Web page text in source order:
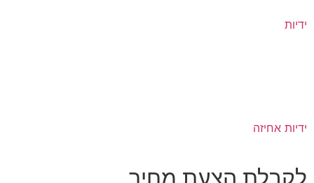
ידיות
ידיות אחיזה